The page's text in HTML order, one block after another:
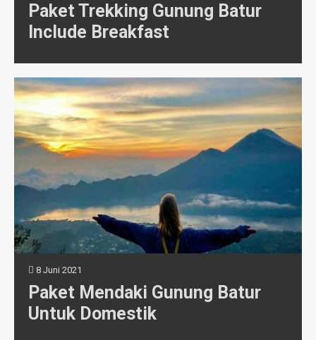
Paket Trekking Gunung Batur
Include Breakfast
8 Juni 2021
Paket Mendaki Gunung Batur
Untuk Domestik